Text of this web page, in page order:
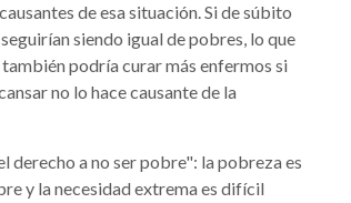
de esa situación. Si de súbito
siendo igual de pobres, lo que
podría curar más enfermos si
no lo hace causante de la
a no ser pobre": la pobreza es
y la necesidad extrema es difícil